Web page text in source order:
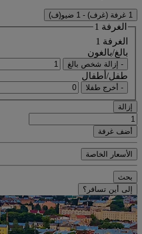
1 غرفة (غرف) - 1 ضيو(ف)
الغرفة 1
الغرفة 1
بالغ/بالغون
- إزالة شخص بالغ
طفل/أطفال
- أخرج طفلا
إزالة
أضف غرفة
الأسعار الخاصة
بحث
إلى أين تسافر؟